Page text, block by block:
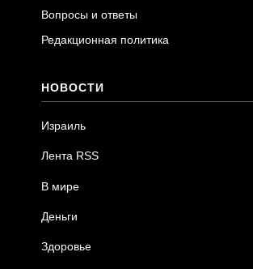
Вопросы и ответы
Редакционная политика
НОВОСТИ
Израиль
Лента RSS
В мире
Деньги
Здоровье